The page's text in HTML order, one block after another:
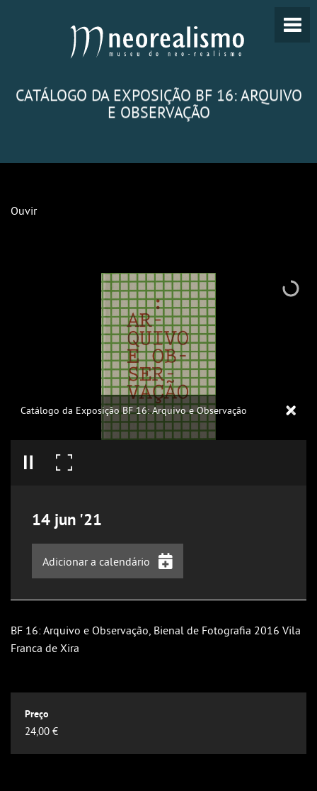
CATÁLOGO DA EXPOSIÇÃO BF 16: ARQUIVO
E OBSERVAÇÃO
Ouvir
Catálogo da Exposição BF 16: Arquivo e Observação
14 jun '21
Adicionar a calendário
Outlook
BF 16: Arquivo e Observação, Bienal de Fotografia 2016 Vila
Franca de Xira
24,00 €